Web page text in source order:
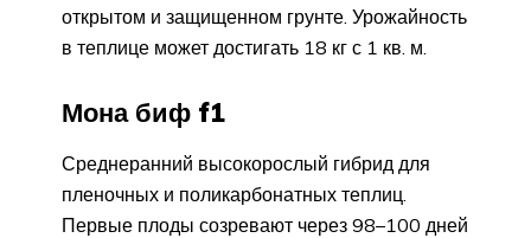
открытом и защищенном грунте. Урожайность
в теплице может достигать 18 кг с 1 кв. м.
Мона биф f1
Среднеранний высокорослый гибрид для
пленочных и поликарбонатных теплиц.
Первые плоды созревают через 98–100 дней